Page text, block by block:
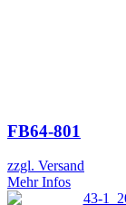
FB64-801
zzgl. Versand
Mehr Infos